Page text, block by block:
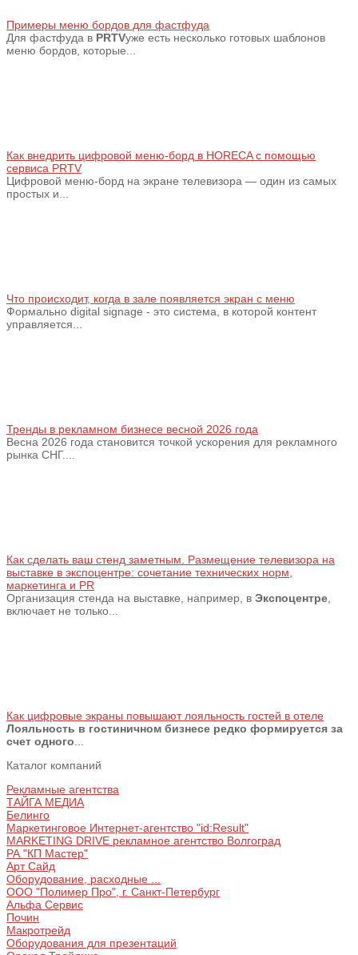
Примеры меню бордов для фастфуда
Для фастфуда в PRTVуже есть несколько готовых шаблонов
меню бордов, которые...
Как внедрить цифровой меню‑борд в HORECA с помощью
сервиса PRTV
Цифровой меню‑борд на экране телевизора — один из самых
простых и...
Что происходит, когда в зале появляется экран с меню
Формально digital signage - это система, в которой контент
управляется...
Тренды в рекламном бизнесе весной 2026 года
Весна 2026 года становится точкой ускорения для рекламного
рынка СНГ....
Как сделать ваш стенд заметным. Размещение телевизора на
выставке в экспоцентре: сочетание технических норм,
маркетинга и PR
Организация стенда на выставке, например, в Экспоцентре
включает не только...
Как цифровые экраны повышают лояльность гостей в отеле
Лояльность в гостиничном бизнесе редко формируется за
счет одного
Каталог компаний
Рекламные агентства
ТАЙГА МЕДИА
Белинго
Маркетинговое Интернет-агентство "id:Result"
MARKETING DRIVE рекламное агентство Волгоград
РА "КП Мастер"
Арт Сайд
Оборудование, расходные ...
ООО "Полимер Про", г. Санкт-Петербург
Альфа Сервис
Почин
Макротрейд
Оборудования для презентаций